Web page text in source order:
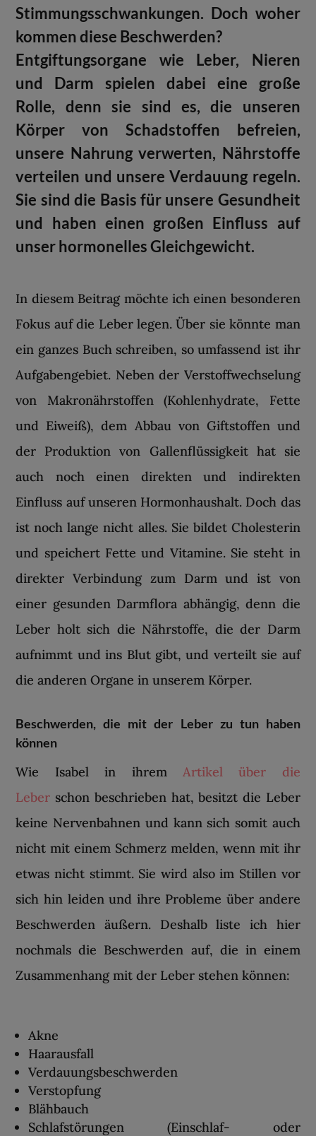
Stimmungsschwankungen. Doch woher
kommen diese Beschwerden?
Entgiftungsorgane wie Leber, Nieren
und Darm spielen dabei eine große
Rolle, denn sie sind es, die unseren
Körper von Schadstoffen befreien,
unsere Nahrung verwerten, Nährstoffe
verteilen und unsere Verdauung regeln.
Sie sind die Basis für unsere Gesundheit
und haben einen großen Einfluss auf
unser hormonelles Gleichgewicht.
In diesem Beitrag möchte ich einen besonderen
Fokus auf die Leber legen. Über sie könnte man
ein ganzes Buch schreiben, so umfassend ist ihr
Aufgabengebiet. Neben der Verstoffwechselung
von Makronährstoffen (Kohlenhydrate, Fette
und Eiweiß), dem Abbau von Giftstoffen und
der Produktion von Gallenflüssigkeit hat sie
auch noch einen direkten und indirekten
Einfluss auf unseren Hormonhaushalt. Doch das
ist noch lange nicht alles. Sie bildet Cholesterin
und speichert Fette und Vitamine. Sie steht in
direkter Verbindung zum Darm und ist von
einer gesunden Darmflora abhängig, denn die
Leber holt sich die Nährstoffe, die der Darm
aufnimmt und ins Blut gibt, und verteilt sie auf
die anderen Organe in unserem Körper.
Beschwerden, die mit der Leber zu tun haben
können
Wie Isabel in ihrem Artikel über die
Leber schon beschrieben hat, besitzt die Leber
keine Nervenbahnen und kann sich somit auch
nicht mit einem Schmerz melden, wenn mit ihr
etwas nicht stimmt. Sie wird also im Stillen vor
sich hin leiden und ihre Probleme über andere
Beschwerden äußern. Deshalb liste ich hier
nochmals die Beschwerden auf, die in einem
Zusammenhang mit der Leber stehen können:
Akne
Haarausfall
Verdauungsbeschwerden
Verstopfung
Blähbauch
Schlafstörungen (Einschlaf- oder